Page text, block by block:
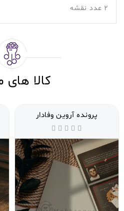
۲ عدد نقشه
کالا های
پرونده آروین وفادار